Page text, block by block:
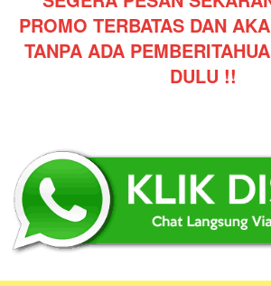
PROMO TERBATAS DAN
TANPA ADA
DULU !!